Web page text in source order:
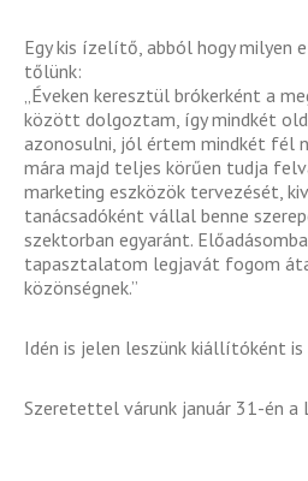
Egy kis ízelítő, abból hogy
tőlünk:
„Éveken keresztül brókerként a
között dolgoztam, így mindkét
azonosulni, jól értem mindkét fél
mára majd teljes körűen tudja
marketing eszközök tervezését,
tanácsadóként vállal benne
szektorban egyaránt.
tapasztalatom legjavát fogom
közönségnek.”
Idén is jelen leszünk kiállítóként
Szeretettel várunk január 31-én a